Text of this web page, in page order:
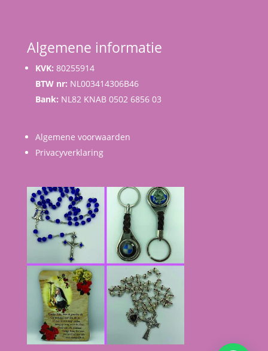
Algemene informatie
KVK: 80255914
BTW nr: NL003414306B46
Bank: NL82 KNAB 0502 6856 03
Algemene voorwaarden
Privacyverklaring